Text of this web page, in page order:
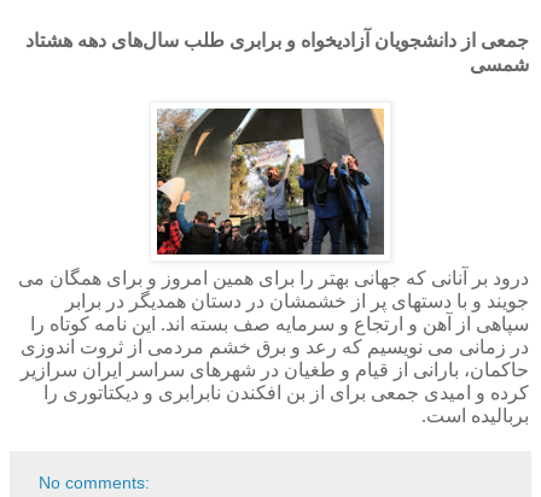
جمعی از دانشجویان آزادیخواه و برابری طلب سال‌های دهه هشتاد
شمسی
درود بر آنانی که جهانی بهتر را برای همین امروز و برای همگان می
جویند و با دستهای پر از خشمشان در دستان همدیگر در برابر
سپاهی از آهن و ارتجاع و سرمایه صف بسته اند. این نامه کوتاه را
در زمانی می نویسیم که رعد و برق خشم مردمی از ثروت اندوزی
حاکمان، بارانی از قیام و طغیان در شهرهای سراسر ایران سرازیر
کرده و امیدی جمعی برای از بن افکندن نابرابری و دیکتاتوری را
بربالیده است.
No comments: